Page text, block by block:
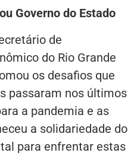
Governo do Estado
de
do Rio Grande
os desafios que
passaram nos últimos
a pandemia e as
a solidariedade do
para enfrentar estas